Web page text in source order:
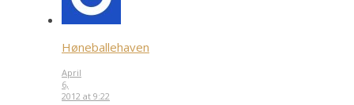
Høneballehaven
April
6,
2012 at 9:22